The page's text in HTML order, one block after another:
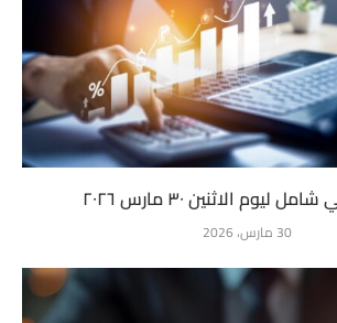
ليوم الاثنين ٣٠ مارس ٢٠٢٦
30 مارس، 2026